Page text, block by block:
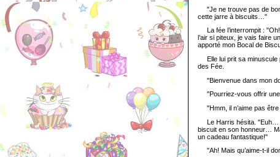
"Je ne trouve pas de bon
cette jarre à biscuits…"
La fée l’interrompit :
l’air si piteux, je vais faire
apporté mon Bocal de
Elle lui prit sa minuscule
des Fée.
"Bienvenue dans mon
"Pourriez-vous offrir une
"Hmm, il n’aime pas être
Le Harris hésita. "Euh…
biscuit en son honneur…
un cadeau fantastique!"
"Ah! Mais qu’aime-t-il